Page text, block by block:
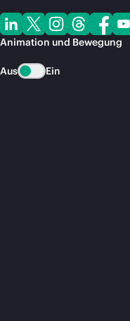
Animation und Bewegung
Aus Ein